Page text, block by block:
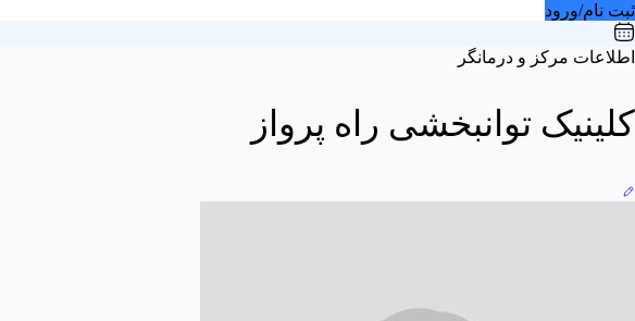
ثبت نام/ورود
اطلاعات مرکز و درمانگر
کلینیک توانبخشی راه پرواز